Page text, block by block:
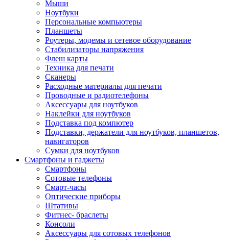
Мыши
Ноутбуки
Персональные компьютеры
Планшеты
Роутеры, модемы и сетевое оборудование
Стабилизаторы напряжения
Флеш карты
Техника для печати
Сканеры
Расходные материалы для печати
Проводные и радиотелефоны
Аксессуары для ноутбуков
Наклейки для ноутбуков
Подставка под компютер
Подставки, держатели для ноутбуков, планшетов,
навигаторов
Сумки для ноутбуков
Смартфоны и гаджеты
Смартфоны
Сотовые телефоны
Смарт-часы
Оптические приборы
Штативы
Фитнес- браслеты
Консоли
Аксессуары для сотовых телефонов